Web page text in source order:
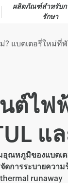
ผลิตภัณฑ์สำหรับก
รักษา
แบตเตอรี่ใหม่ที่พั
ไฟ
แล
ณหภูมิของแบตเ
การระบายควา
runaway